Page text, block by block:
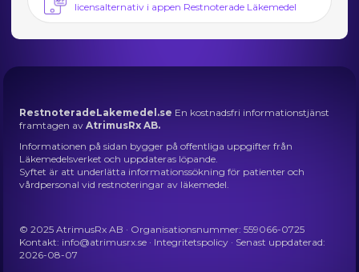
licensalternativ i appen Restnoterade Läkemedel
RestnoteradeLakemedel.se En kostnadsfri informationstjänst
framtagen avAtrimusRx AB.
Informationen på sidan bygger på offentliga uppgifter från
Läkemedelsverket och uppdateras löpande.
Syftet är att underlätta informationssökning för patienter och
vårdpersonal vid restnoteringar av läkemedel.
© 2025 AtrimusRx AB · Organisationsnummer: 559066-0725
Kontakt: info@atrimusrx.se · Integritetspolicy · Senast uppdaterad:
2026-08-07